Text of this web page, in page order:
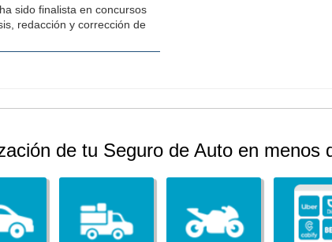
sido finalista en concursos
redacción y corrección de
de tu Seguro de Auto en menos